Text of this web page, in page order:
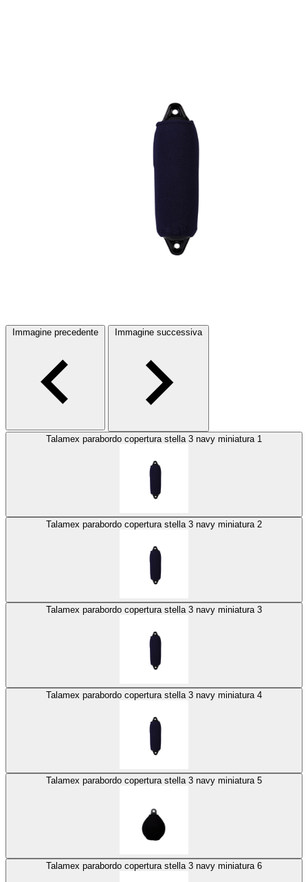
Immagine precedente Immagine successiva
Talamex parabordo copertura stella 3 navy miniatura 1
Talamex parabordo copertura stella 3 navy miniatura 2
Talamex parabordo copertura stella 3 navy miniatura 3
Talamex parabordo copertura stella 3 navy miniatura 4
Talamex parabordo copertura stella 3 navy miniatura 5
Talamex parabordo copertura stella 3 navy miniatura 6